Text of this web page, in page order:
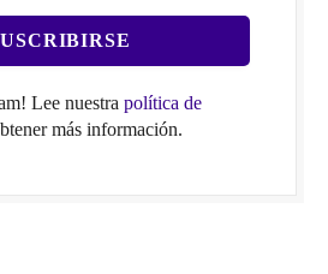
Lee nuestra política de
más información.